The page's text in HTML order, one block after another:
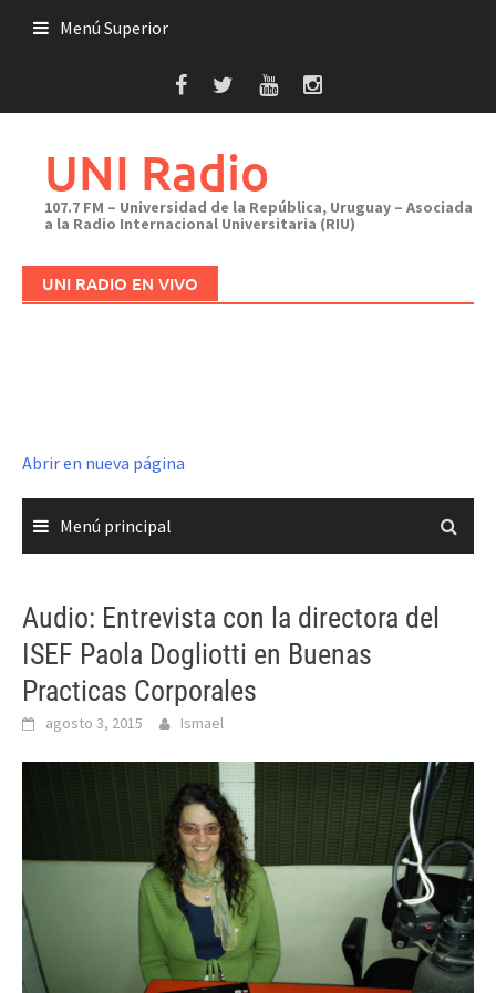
Menú Superior
UNI Radio
107.7 FM – Universidad de la República, Uruguay – Asociada
a la Radio Internacional Universitaria (RIU)
UNI RADIO EN VIVO
Abrir en nueva página
Menú principal
Audio: Entrevista con la directora del
ISEF Paola Dogliotti en Buenas
Practicas Corporales
agosto 3, 2015 Ismael